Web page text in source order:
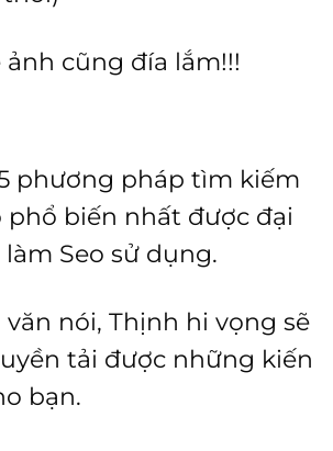
ảnh cũng đía lắm!!!
phương pháp tìm kiếm
phổ biến nhất được đại
Seo sử dụng.
nói, Thịnh hi vọng sẽ
tải được những kiến
bạn.